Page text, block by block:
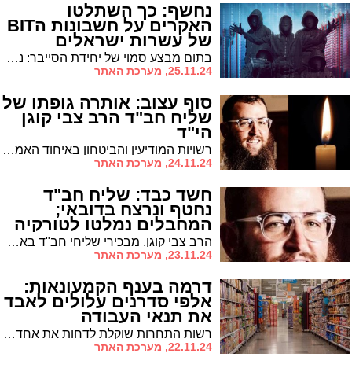
נחשף: כך השתלטו
האקרים על חשבונות הBIT
של עשרות ישראלים
בתום מבצע סמוי של יחידת הסייבר: נלכדו נוכלים שהשתלטו על חשבונות BIT של עשרות ישראלים
25.11.24, מערכת האתר
סוף עצוב: אותרה גופתו של
שליח חב"ד הרב צבי קוגן
הי"ד
רשויות המודיעין והביטחון באיחוד האמירויות איתרו הבוקר את גופתו של שליח חב"ד הרב צבי קוגן הנעדר מיום חמישי. הוא נרצח בידי אוזבקים בשליחות איראן
24.11.24, מערכת האתר
חשד כבד: שליח חב"ד
נחטף ונרצח בדובאי;
המחבלים נמלטו לטורקיה
הרב צבי קוגן, מבכירי שליחי חב"ד באבו דאבי ועוזרו של הרב הראשי לוי יצחק דוכמן, נעלם ללא עקבות. חשש כבד מתגבר כי נפל קורבן למעשה טרור. הנעדר נראה לאחרונה ביום חמישי בצהריים. המוסד: "נפתחה חקירה עצימה במדינה"
23.11.24, מערכת האתר
דרמה בענף הקמעונאות:
אלפי סדרנים עלולים לאבד
את תנאי העבודה
המשופרים רשות התחרות שוקלת לדחות את אחד המהלכים המשמעותיים ביותר בשוק הקמעונאות - העברת האחריות לסידור המדפים מהספקים הגדולים לרשתות השיווק. הסיבה: מרד הסדרנים שמסרבים לוותר על תנאי העבודה המשופרים שלהם
22.11.24, מערכת האתר